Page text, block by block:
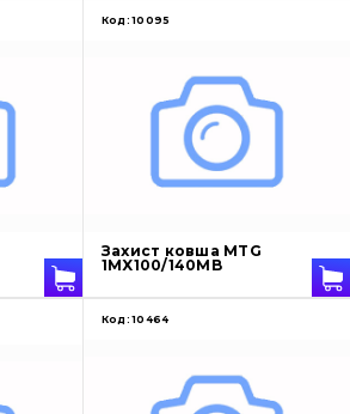
Код: 10095
Захист ковша MTG
1MX100/140MB
Код: 10464